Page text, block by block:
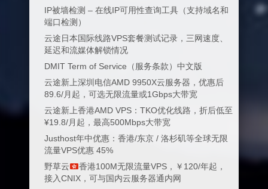
IP被墙检测 – 在线IP可用性查询工具（支持域名和
端口检测）
云途日本国际线路VPS套餐测试记录，三网速度、
延迟和流媒体解锁情况
DMIT Term of Service（服务条款）中文版
云途新上深圳电信AMD 9950X云服务器，优惠后
89.6/月起，可选无限流量或1Gbps大带宽
云途新上香港AMD VPS：TKO优化线路，折后低至
¥19.8/月起，最高500Mbps大带宽
Justhost年中优惠：香港/东京 / 洛杉矶等全球无限
流量VPS优惠 45%
野草云
香港100M无限流量VPS，￥120/年起，
接入CNIX，可与国内云服务器通内网